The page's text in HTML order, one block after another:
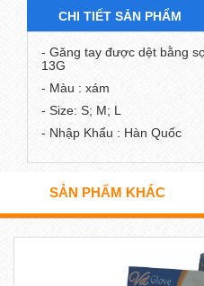
CHI TIẾT SẢN PHẨM
- Găng tay được dệt bằng
13G
- Màu : xám
- Size: S; M; L
- Nhập Khẩu : Hàn Quốc
SẢN PHẨM KHÁC